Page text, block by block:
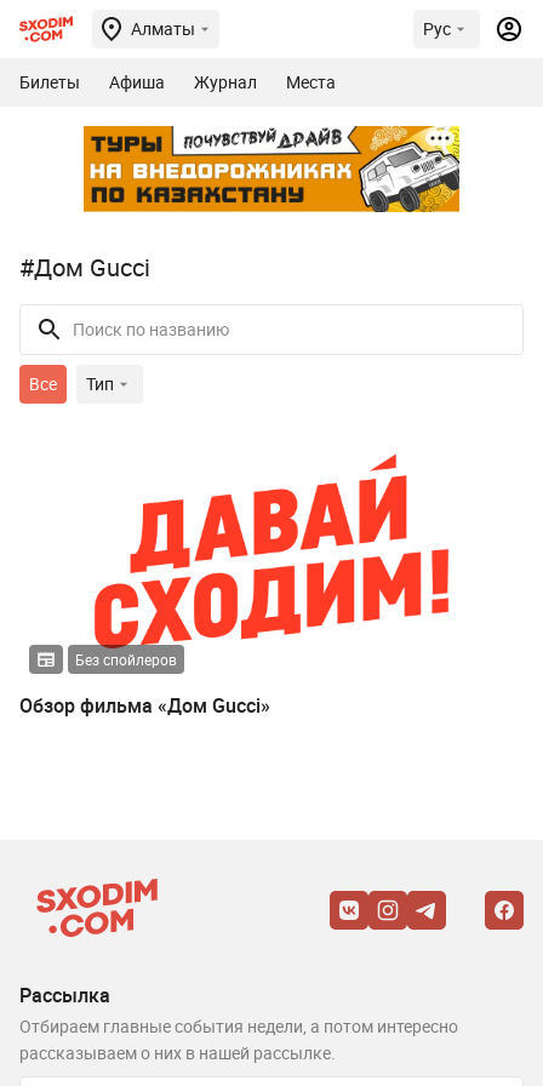
Алматы Рус
Билеты Афиша Журнал Места
#Дом Gucci
Все Тип
Без спойлеров
Обзор фильма «Дом Gucci»
Рассылка
Отбираем главные события недели, а потом интересно
рассказываем о них в нашей рассылке.